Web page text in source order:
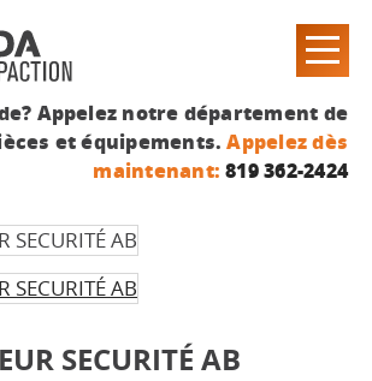
Appelez notre département de
et équipements.Appelez dès
maintenant: 819 362-2424
SECURITÉ AB